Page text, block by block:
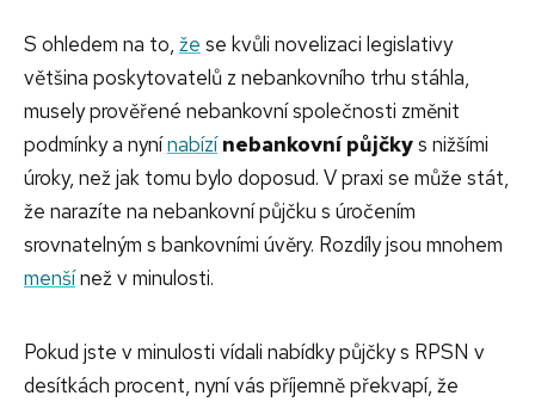
S ohledem na to, že se kvůli novelizaci legislativy
většina poskytovatelů z nebankovního trhu stáhla,
musely prověřené nebankovní společnosti změnit
podmínky a nynínabízí nebankovní půjčkys nižšími
úroky, než jak tomu bylo doposud. V praxi se může stát,
že narazíte na nebankovní půjčku s úročením
srovnatelným s bankovními úvěry. Rozdíly jsou mnohem
menšínež v minulosti.
Pokud jste v minulosti vídali nabídky půjčky s RPSN v
desítkách procent, nyní vás příjemně překvapí, že